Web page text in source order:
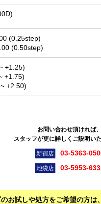
(0.25step)
(0.50step)
+1.25)
+1.75)
+2.50)
お問い合わせ頂ければ、
スタッフが更に詳しくご説明いた
新宿店 03-5363-
池袋店 03-5953-
お試しや処方をご希望の方